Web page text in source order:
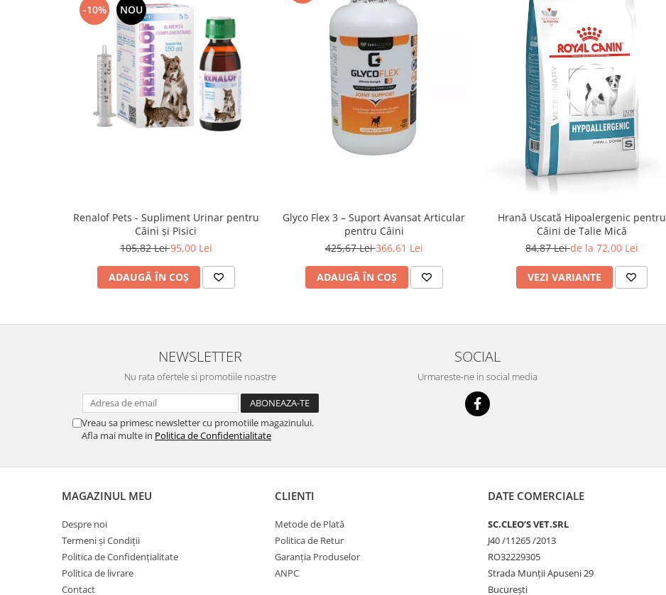
-10% NOU
Renalof Pets - Supliment Urinar pentru
Câini și Pisici
105,82 Lei95,00 Lei
ADAUGĂ ÎN COȘ
Glyco Flex 3 – Suport Avansat Articular
pentru Câini
425,67 Lei366,61 Lei
ADAUGĂ ÎN COȘ
Hrană Uscată Hipoalergenic pentru
Câini de Talie Mică
84,87 Leide la 72,00 Lei
VEZI VARIANTE
NEWSLETTER
Nu rata ofertele si promotiile noastre
Vreau sa primesc newsletter cu promotiile magazinului.
Afla mai multe in Politica de Confidentialitate
SOCIAL
Urmareste-ne in social media
MAGAZINUL MEU
Despre noi
Termeni și Condiții
Politica de Confidențialitate
Politica de livrare
Contact
CLIENTI
Metode de Plată
Politica de Retur
Garanția Produselor
ANPC
DATE COMERCIALE
SC.CLEO’S VET.SRL
J40 /11265 /2013
RO32229305
Strada Munții Apuseni 29
București